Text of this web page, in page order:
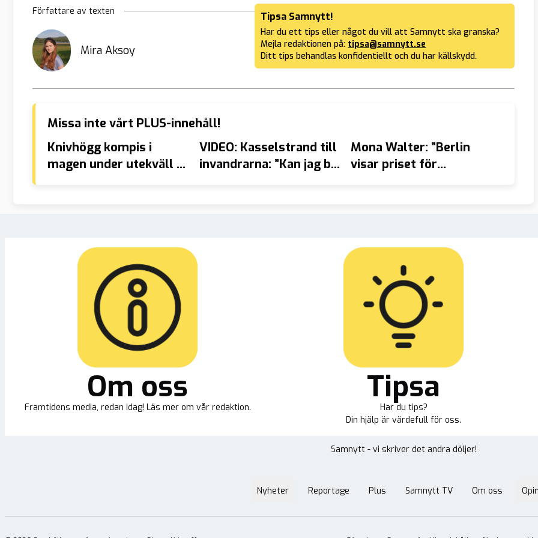
Författare av texten
Mira Aksoy
Tipsa Samnytt!
Har du ett tips eller något du vill att Samnytt ska granska?
Mejla redaktionen på: tipsa@samnytt.se
Ditt tips behandlas konfidentiellt och du har källskydd.
Missa inte vårt PLUS-innehåll!
Knivhögg kompis i
magen under utekväll –
VIDEO: Kasselstrand till
invandrarna: ”Kan jag bli
Mona Walter: ”Berlin
visar priset för
Om oss
Framtidens media, redan idag! Läs mer om vår redaktion.
Tipsa
Har du tips?
Din hjälp är värdefull för oss.
Samnytt - vi skriver det andra döljer!
Nyheter Reportage Plus Samnytt TV Om oss